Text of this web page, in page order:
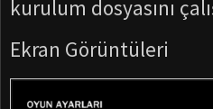
kurulum dosyasını
Ekran Görüntüleri